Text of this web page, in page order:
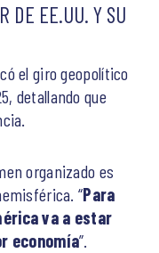
DE EE.UU. Y SU
el giro geopolítico
detallando que
organizado es
“Para
va a estar
economía”.